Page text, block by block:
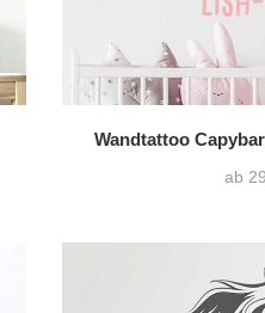
Wandtattoo
ab